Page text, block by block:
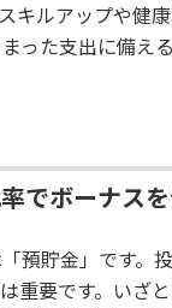
キルアップや健
った支出に備え
でボーナス
預貯金」です。
重要です。いざ